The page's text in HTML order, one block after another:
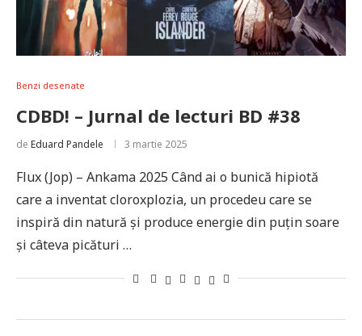
Benzi desenate
CDBD! – Jurnal de lecturi BD #38
de Eduard Pandele 3 martie 2025
Flux (Jop) – Ankama 2025 Când ai o bunică hipiotă
care a inventat cloroxplozia, un procedeu care se
inspiră din natură și produce energie din puțin soare
și câteva picături …